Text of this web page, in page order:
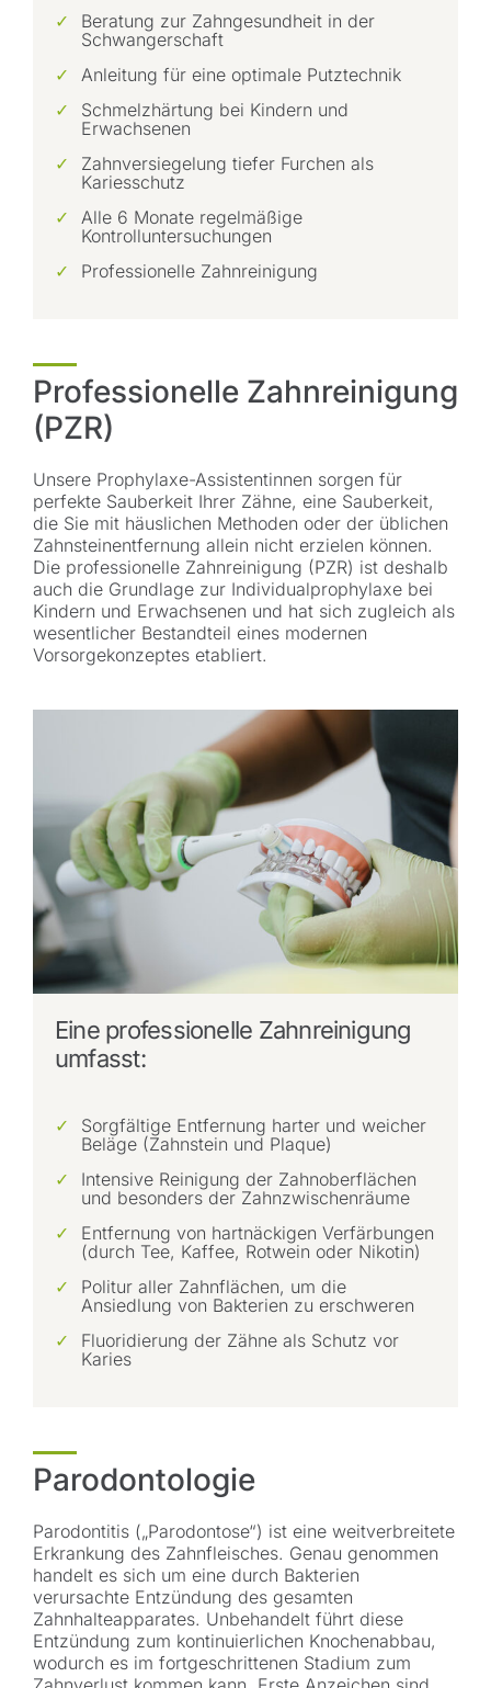
Beratung zur Zahngesundheit in der
Schwangerschaft
Anleitung für eine optimale Putztechnik
Schmelzhärtung bei Kindern und
Erwachsenen
Zahnversiegelung tiefer Furchen als
Kariesschutz
Alle 6 Monate regelmäßige
Kontrolluntersuchungen
Professionelle Zahnreinigung
Professionelle Zahnreinigung
(PZR)
Unsere Prophylaxe-Assistentinnen sorgen für
perfekte Sauberkeit Ihrer Zähne, eine Sauberkeit,
die Sie mit häuslichen Methoden oder der üblichen
Zahnsteinentfernung allein nicht erzielen können.
Die professionelle Zahnreinigung (PZR) ist deshalb
auch die Grundlage zur Individualprophylaxe bei
Kindern und Erwachsenen und hat sich zugleich als
wesentlicher Bestandteil eines modernen
Vorsorgekonzeptes etabliert.
Eine professionelle Zahnreinigung
umfasst:
Sorgfältige Entfernung harter und weicher
Beläge (Zahnstein und Plaque)
Intensive Reinigung der Zahnoberflächen
und besonders der Zahnzwischenräume
Entfernung von hartnäckigen Verfärbungen
(durch Tee, Kaffee, Rotwein oder Nikotin)
Politur aller Zahnflächen, um die
Ansiedlung von Bakterien zu erschweren
Fluoridierung der Zähne als Schutz vor
Karies
Parodontologie
Parodontitis („Parodontose“) ist eine weitverbreitete
Erkrankung des Zahnfleisches. Genau genommen
handelt es sich um eine durch Bakterien
verursachte Entzündung des gesamten
Zahnhalteapparates. Unbehandelt führt diese
Entzündung zum kontinuierlichen Knochenabbau,
wodurch es im fortgeschrittenen Stadium zum